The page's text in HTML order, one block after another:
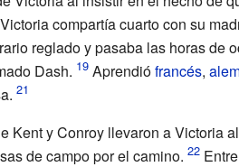
Victoria compartía cuarto con su
reglado y pasaba las horas de
Dash. Aprendiófrancés,
Kent y Conroy llevaron a Victoria
de campo por el camino.